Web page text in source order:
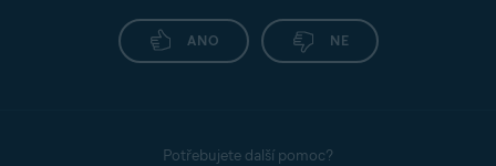
ANO NE
Potřebujete další pomoc?